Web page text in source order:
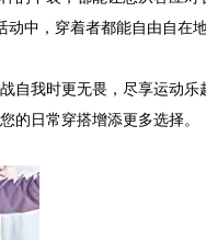
中，穿着者都能自由自在
自我时更无畏，尽享运动乐
的日常穿搭增添更多选择。